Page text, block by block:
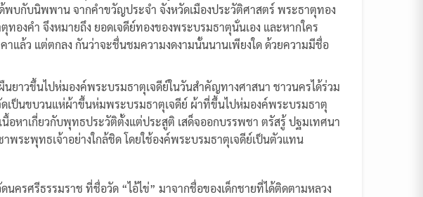
บกับนิพพาน จากคำขวัญประจำ จังหวัดเมืองประวัติศาสตร์ พระธาตุทอง
งคำ จึงหมายถึง ยอดเจดีย์ทองของพระบรมธาตุนั่นเอง และหากใคร
าแล้ว แต่ตกลง กันว่าจะชื่นชมความงดงามนั้นนานเพียงใด ด้วยความมีชื่อ
าวขึ้นไปห่มองค์พระบรมธาตุเจดีย์ในวันสำคัญทางศาสนา ชาวนครได้ร่วม
เป็นขบวนแห่ผ้าขึ้นห่มพระบรมธาตุเจดีย์ ผ้าที่ขึ้นไปห่มองค์พระบรมธาตุ
อหาเกี่ยวกับพุทธประวัติตั้งแต่ประสูติ เสด็จออกบรรพชา ตรัสรู้ ปฐมเทศนา
ระพุทธเจ้าอย่างใกล้ชิด โดยใช้องค์พระบรมธาตุเจดีย์เป็นตัวแทน
นครศรีธรรมราช ที่ชื่อวัด “ไอ้ไข่” มาจากชื่อของเด็กชายที่ได้ติดตามหลวง